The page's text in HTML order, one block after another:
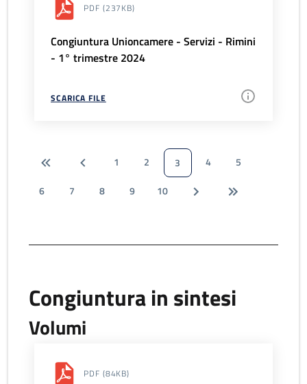
PDF (237KB)
Congiuntura Unioncamere - Servizi - Rimini
- 1° trimestre 2024
SCARICA FILE
1 2 3 4
5
6
7 8 9 10
Congiuntura in sintesi
Volumi
PDF (84KB)